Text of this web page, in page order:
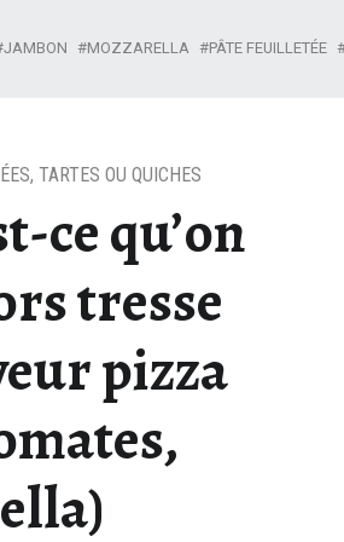
ce qu’on
tresse
pizza
, TARTES OU QUICHES
JAMBON MOZZARELLA PÂTE FEUILLETÉE